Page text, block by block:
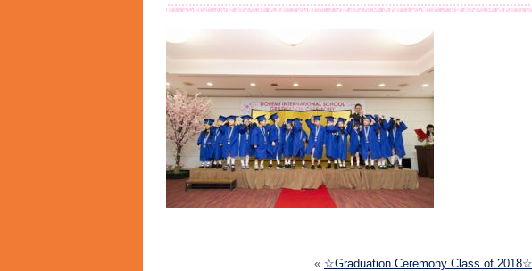
« ☆Graduation Ceremony Class of 2018☆